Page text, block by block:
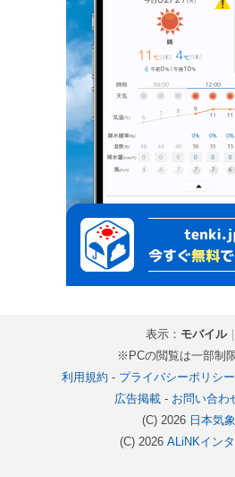
表示： モバイル｜
※PCの閲覧は一部制
利用規約 - プライバシーポリシー
広告掲載- お問い合わ
(C) 2026 日本気
(C) 2026 ALiNKイン